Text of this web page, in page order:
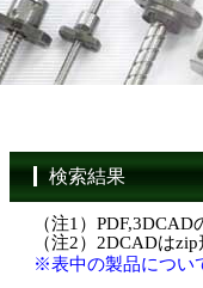
検索結果
（注1）
（注2）2DCADは
※表中の製品につい